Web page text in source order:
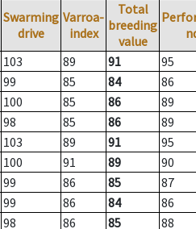
Swarming
drive
Varroa-
index
Total
breeding
value
103 89 91
95
99 85 84
86
100 85 86
89
98 85 86
89
103 89 91
95
100 91 89
90
99 86 85
87
99 86 84
86
98 86 85 88